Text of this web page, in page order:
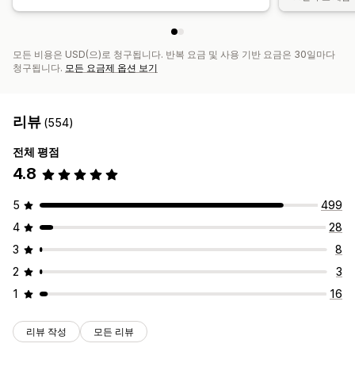
모든 비용은 USD(으)로 청구됩니다. 반복 요금 및 사용 기반 요금은 30일마다
청구됩니다. 모든 요금제 옵션 보기
리뷰 (554)
전체 평점
4.8
5
499
4
28
3
8
2
3
1
16
리뷰 작성 모든 리뷰